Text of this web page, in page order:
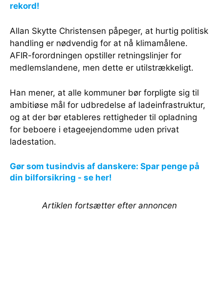
rekord!
Allan Skytte Christensen påpeger, at hurtig politisk
handling er nødvendig for at nå klimamålene.
AFIR-forordningen opstiller retningslinjer for
medlemslandene, men dette er utilstrækkeligt.
Han mener, at alle kommuner bør forpligte sig til
ambitiøse mål for udbredelse af ladeinfrastruktur,
og at der bør etableres rettigheder til opladning
for beboere i etageejendomme uden privat
ladestation.
Gør som tusindvis af danskere: Spar penge på
din bilforsikring - se her!
Artiklen fortsætter efter annoncen